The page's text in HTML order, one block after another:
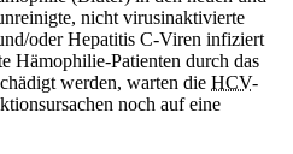
nicht virusinaktivierte
oder Hepatitis C-Viren infiziert
Hämophilie-Patienten durch das
werden, warten die HCV-
noch auf eine